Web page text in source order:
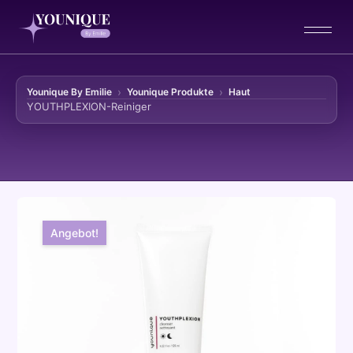
Younique By Emilie Younique Produkte Haut
YOUTHPLEXION-Reiniger
Zum Inhalt springen
Angebot!